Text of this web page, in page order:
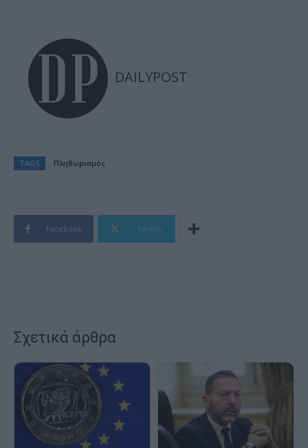
DAILYPOST
TAGS Πληθωρισμός
Facebook Twitter
Σχετικά άρθρα